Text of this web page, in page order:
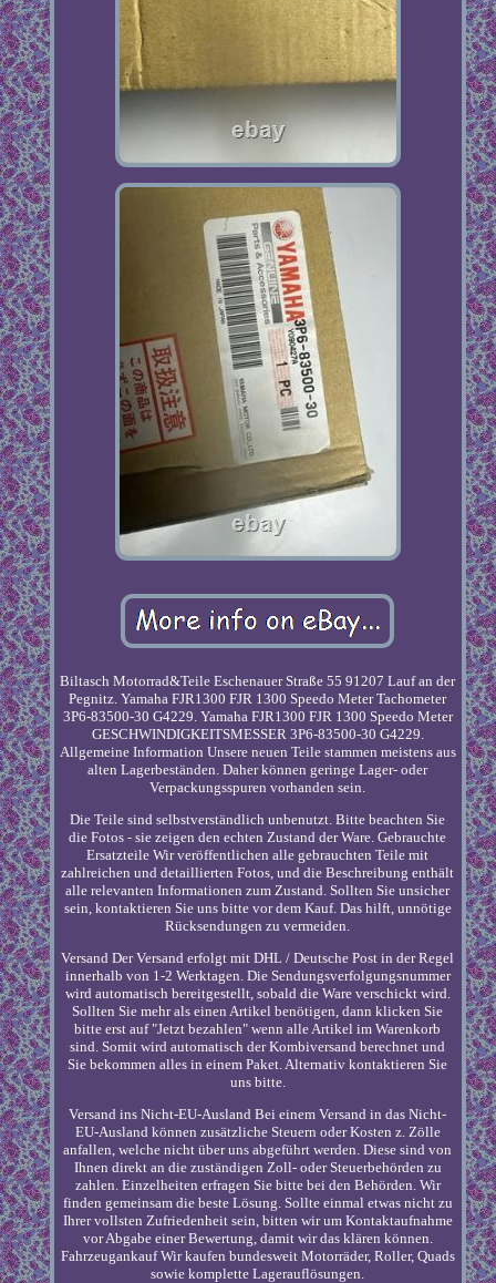
Biltasch Motorrad&Teile Eschenauer Straße 55 91207 Lauf an der
Pegnitz. Yamaha FJR1300 FJR 1300 Speedo Meter Tachometer
3P6-83500-30 G4229. Yamaha FJR1300 FJR 1300 Speedo Meter
GESCHWINDIGKEITSMESSER 3P6-83500-30 G4229.
Allgemeine Information Unsere neuen Teile stammen meistens aus
alten Lagerbeständen. Daher können geringe Lager- oder
Verpackungsspuren vorhanden sein.
Die Teile sind selbstverständlich unbenutzt. Bitte beachten Sie
die Fotos - sie zeigen den echten Zustand der Ware. Gebrauchte
Ersatzteile Wir veröffentlichen alle gebrauchten Teile mit
zahlreichen und detaillierten Fotos, und die Beschreibung enthält
alle relevanten Informationen zum Zustand. Sollten Sie unsicher
sein, kontaktieren Sie uns bitte vor dem Kauf. Das hilft, unnötige
Rücksendungen zu vermeiden.
Versand Der Versand erfolgt mit DHL / Deutsche Post in der Regel
innerhalb von 1-2 Werktagen. Die Sendungsverfolgungsnummer
wird automatisch bereitgestellt, sobald die Ware verschickt wird.
Sollten Sie mehr als einen Artikel benötigen, dann klicken Sie
bitte erst auf "Jetzt bezahlen" wenn alle Artikel im Warenkorb
sind. Somit wird automatisch der Kombiversand berechnet und
Sie bekommen alles in einem Paket. Alternativ kontaktieren Sie
uns bitte.
Versand ins Nicht-EU-Ausland Bei einem Versand in das Nicht-
EU-Ausland können zusätzliche Steuern oder Kosten z. Zölle
anfallen, welche nicht über uns abgeführt werden. Diese sind von
Ihnen direkt an die zuständigen Zoll- oder Steuerbehörden zu
zahlen. Einzelheiten erfragen Sie bitte bei den Behörden. Wir
finden gemeinsam die beste Lösung. Sollte einmal etwas nicht zu
Ihrer vollsten Zufriedenheit sein, bitten wir um Kontaktaufnahme
vor Abgabe einer Bewertung, damit wir das klären können.
Fahrzeugankauf Wir kaufen bundesweit Motorräder, Roller, Quads
sowie komplette Lagerauflösungen.